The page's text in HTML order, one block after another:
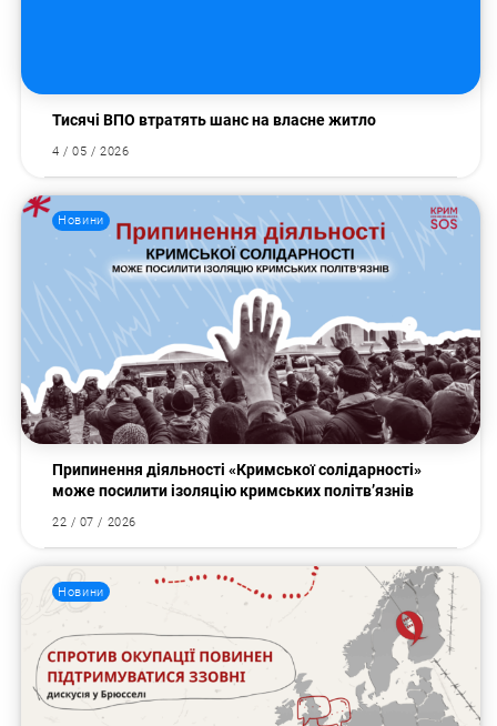
Пошук за запитом:
Тисячі ВПО втратять шанс на власне житло
4 / 05 / 2026
Новини
Припинення діяльності «Кримської солідарності»
може посилити ізоляцію кримських політв’язнів
22 / 07 / 2026
Новини